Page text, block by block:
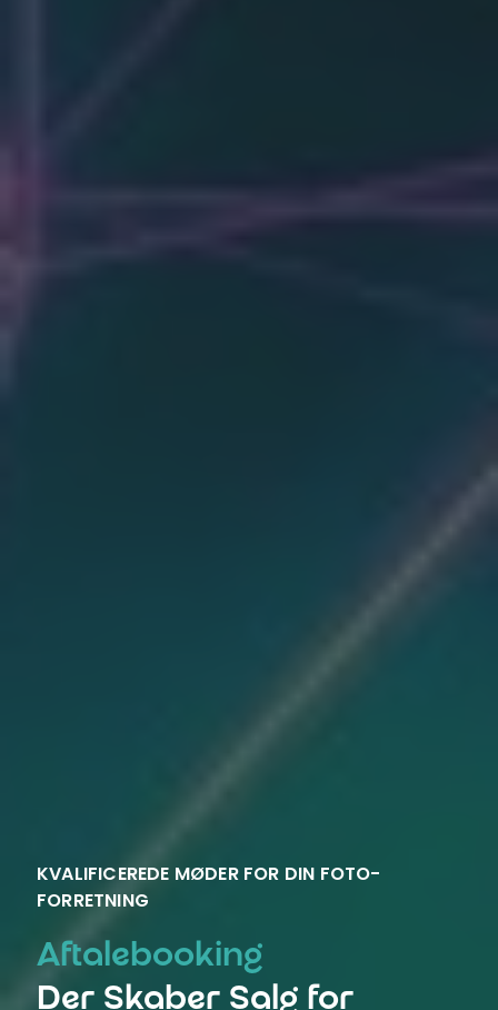
KVALIFICEREDE MØDER FOR DIN FOTO-
FORRETNING
Aftalebooking
Der Skaber Salg for